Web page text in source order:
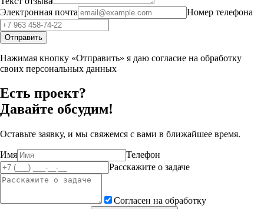
Электронная почта
Номер телефона
Отправить
Нажимая кнопку «Отправить» я даю согласие на обработку
своих персональных данных
Есть проект?
Давайте обсудим!
Оставьте заявку, и мы свяжемся с вами в ближайшее время.
Имя
Телефон
Расскажите о задаче
Согласен на обработку